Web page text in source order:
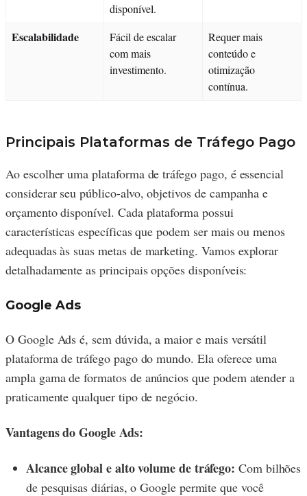
disponível.
Escalabilidade
Fácil de escalar
com mais
investimento.
Requer mais
conteúdo e
otimização
contínua.
Principais Plataformas de Tráfego Pago
Ao escolher uma plataforma de tráfego pago, é essencial
considerar seu público-alvo, objetivos de campanha e
orçamento disponível. Cada plataforma possui
características específicas que podem ser mais ou menos
adequadas às suas metas de marketing. Vamos explorar
detalhadamente as principais opções disponíveis:
Google Ads
O Google Ads é, sem dúvida, a maior e mais versátil
plataforma de tráfego pago do mundo. Ela oferece uma
ampla gama de formatos de anúncios que podem atender a
praticamente qualquer tipo de negócio.
Vantagens do Google Ads:
Alcance global e alto volume de tráfego: Com bilhões
de pesquisas diárias, o Google permite que você